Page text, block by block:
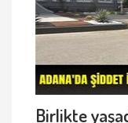
Birlikte